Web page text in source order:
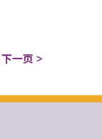
下一页 >